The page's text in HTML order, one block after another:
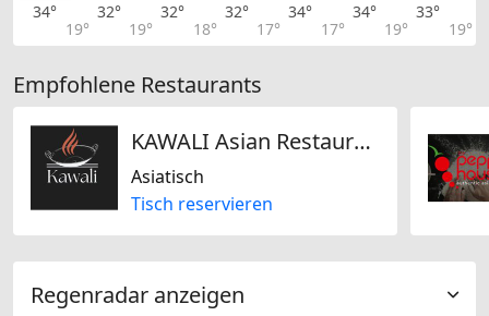
34°
19°
32°
19°
32°
18°
32°
17°
34°
17°
34°
19°
33°
19°
Empfohlene Restaurants
KAWALI Asian Restaurant
Asiatisch
Tisch reservieren
Regenradar anzeigen